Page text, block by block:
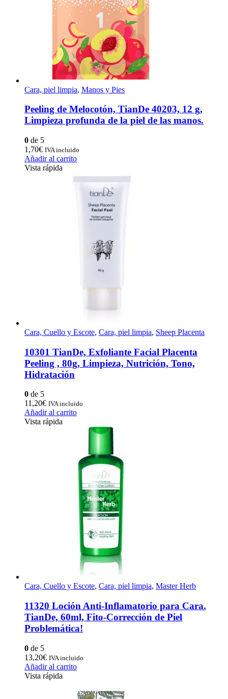
Cara, piel limpia, Manos y Pies
Peeling de Melocotón, TianDe 40203, 12 g,
Limpieza profunda de la piel de las manos.
0 de 5
1,70€ IVA incluido
Añadir al carrito
Vista rápida
Cara, Cuello y Escote, Cara, piel limpia, Sheep Placenta
10301 TianDe, Exfoliante Facial Placenta
Peeling , 80g, Limpieza, Nutrición, Tono,
Hidratación
0 de 5
11,20€ IVA incluido
Añadir al carrito
Vista rápida
Cara, Cuello y Escote, Cara, piel limpia, Master Herb
11320 Loción Anti-Inflamatorio para Cara.
TianDe, 60ml, Fito-Corrección de Piel
Problemática!
0 de 5
13,20€ IVA incluido
Añadir al carrito
Vista rápida